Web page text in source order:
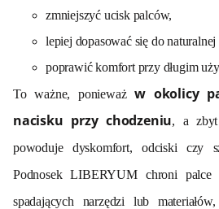
zmniejszyć ucisk palców,
lepiej dopasowaćsię do
poprawićkomfort przy długim uż
To ważne, ponieważw okolicy
nacisku przy chodzeniu, a zbyt
powoduje dyskomfort, odciski czy
Podnosek LIBERYUM chroni palce
spadających narzędzi lub